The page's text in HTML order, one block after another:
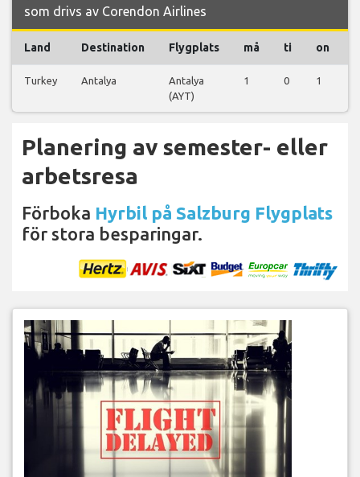
som drivs av Corendon Airlines
Land Destination Flygplats må ti on
Turkey Antalya
Antalya
(AYT)
1 0 1
Planering av semester- eller
arbetsresa
Förboka Hyrbil på Salzburg Flygplats
för stora besparingar.